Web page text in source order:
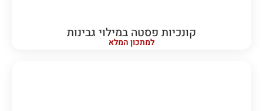
קונכיות פסטה במילוי גבינות
למתכון המלא